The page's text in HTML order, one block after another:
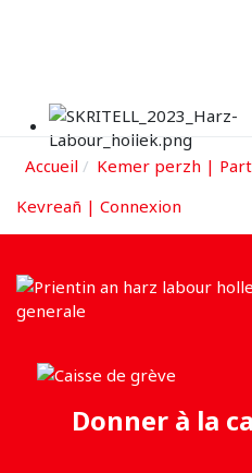
Accueil
Kemer perzh |
Kevreañ | Connexion
Donner à la